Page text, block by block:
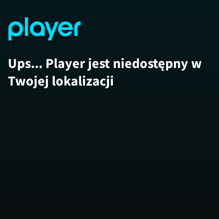
Ups... Player jest niedostępny w
Twojej lokalizacji